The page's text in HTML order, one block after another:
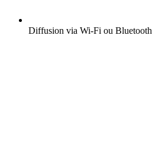
Diffusion via Wi-Fi ou Bluetooth